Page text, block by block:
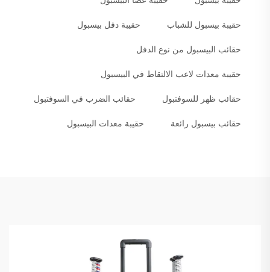
حقيبة بيسبول للشباب حقيبة دفل بيسبول
حقائب البيسبول من نوع الدفل
حقيبة معدات لاعب الالتقاط في البيسبول
حقائب ظهر للسوفتبول حقائب الضرب في السوفتبول
حقائب بيسبول رائعة حقيبة معدات البيسبول